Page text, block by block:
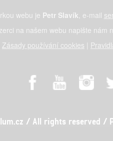
webu je Petr Slavík, e-mail
na našem webu napište nám
Zásady používání cookies
/ All rights reserved /